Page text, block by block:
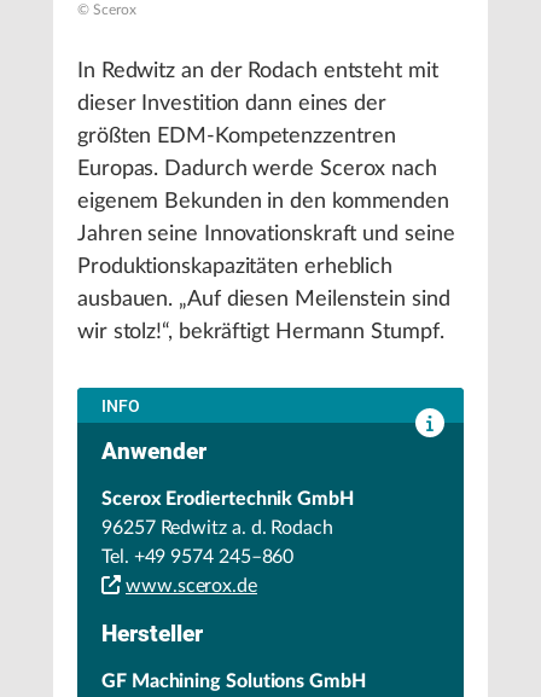
© Scerox
In Redwitz an der Rodach entsteht mit
dieser Investition dann eines der
größten EDM-Kompetenzzentren
Europas. Dadurch werde Scerox nach
eigenem Bekunden in den kommenden
Jahren seine Innovationskraft und seine
Produktionskapazitäten erheblich
ausbauen. „Auf diesen Meilenstein sind
wir stolz!“, bekräftigt Hermann Stumpf.
INFO
Anwender
Scerox Erodiertechnik GmbH
96257 Redwitz a. d. Rodach
Tel. +49 9574 245–860
www.scerox.de
Hersteller
GF Machining Solutions GmbH